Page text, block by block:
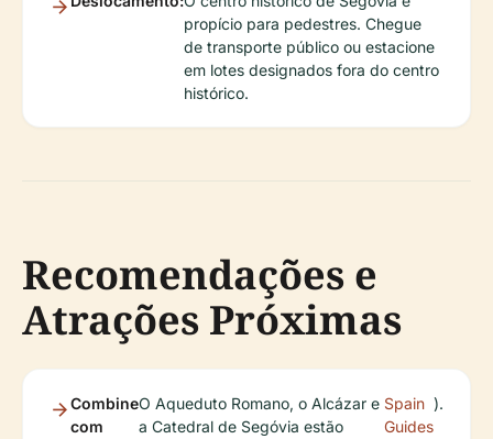
propício para pedestres. Chegue
de transporte público ou estacione
em lotes designados fora do centro
histórico.
Recomendações e
Atrações Próximas
Combine
com
O Aqueduto Romano, o Alcázar e
a Catedral de Segóvia estão
Spain
Guides
).